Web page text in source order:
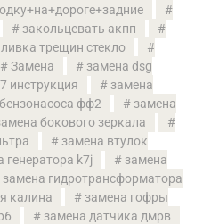
закольцевать акпп
трещин стекло
Замена
замена dsg
инструкция
замена
фф2
замена
бокового зеркала
замена втулок
генератора k7j
замена
замена гидротрансформатора
калина
замена гофры
замена датчика дмрв